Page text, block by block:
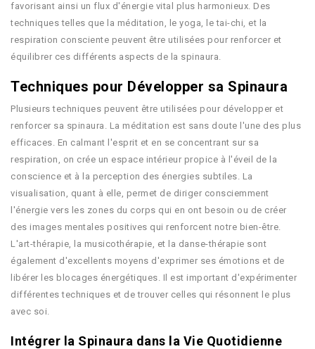
favorisant ainsi un flux d'énergie vital plus harmonieux. Des
techniques telles que la méditation, le yoga, le tai-chi, et la
respiration consciente peuvent être utilisées pour renforcer et
équilibrer ces différents aspects de la spinaura.
Techniques pour Développer sa Spinaura
Plusieurs techniques peuvent être utilisées pour développer et
renforcer sa spinaura. La méditation est sans doute l'une des plus
efficaces. En calmant l'esprit et en se concentrant sur sa
respiration, on crée un espace intérieur propice à l'éveil de la
conscience et à la perception des énergies subtiles. La
visualisation, quant à elle, permet de diriger consciemment
l'énergie vers les zones du corps qui en ont besoin ou de créer
des images mentales positives qui renforcent notre bien-être.
L'art-thérapie, la musicothérapie, et la danse-thérapie sont
également d'excellents moyens d'exprimer ses émotions et de
libérer les blocages énergétiques. Il est important d'expérimenter
différentes techniques et de trouver celles qui résonnent le plus
avec soi.
Intégrer la Spinaura dans la Vie Quotidienne